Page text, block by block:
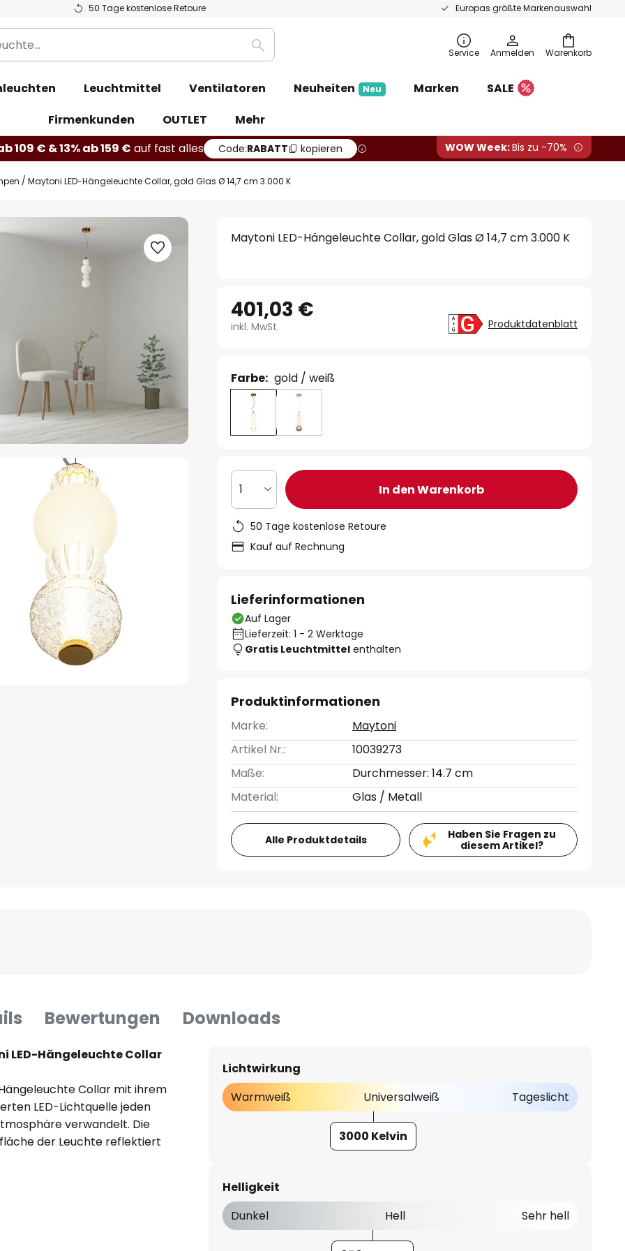
50 Tage kostenlose Retoure Europas größte Markenauswahl
Warenkorb
Suche Service Anmelden
Leuchtmittel Ventilatoren Neuheiten Neu Marken
SALE
Firmenkunden
OUTLET
Mehr
109 € & 13% ab 159 € auf fast alles Code:RABATT kopieren WOW Week:Bis zu -70%
Maytoni LED-Hängeleuchte Collar, gold Glas Ø 14,7 cm 3.000 K
Maytoni LED-Hängeleuchte Collar, gold Glas Ø 14,7 cm 3.000 K
401,03 €
inkl. MwSt. Produktdatenblatt
Farbe: gold / weiß
1 In den Warenkorb
50 Tage kostenlose Retoure
Kauf auf Rechnung
Lieferinformationen
Auf Lager
Lieferzeit: 1 - 2 Werktage
Gratis Leuchtmittel enthalten
Produktinformationen
Marke:
Maytoni
Artikel Nr.:
10039273
Maße:
Durchmesser: 14.7 cm
Material:
Glas / Metall
Alle Produktdetails
Haben Sie Fragen zu
diesem Artikel?
Bewertungen Downloads
LED-Hängeleuchte Collar
Collar mit ihrem
LED-Lichtquelle jeden
verwandelt. Die
der Leuchte reflektiert
das Wohn- als auch das
Lichtfarbe von 3.000 Kelvin
Lichtwirkung
Warmweiß
Universalweiß Tageslicht
3000 Kelvin
Helligkeit
Dunkel
Hell Sehr hell